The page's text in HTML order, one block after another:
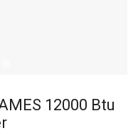
12000 Btu